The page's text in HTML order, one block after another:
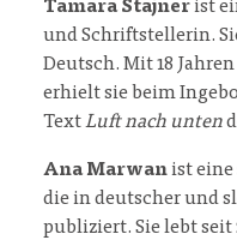
Tamara Štajnerist
und Schriftstellerin.
Deutsch. Mit 18
erhielt sie beim
TextLuft nach unten
Ana Marwanist
die in deutscher und
publiziert. Sie lebt seit